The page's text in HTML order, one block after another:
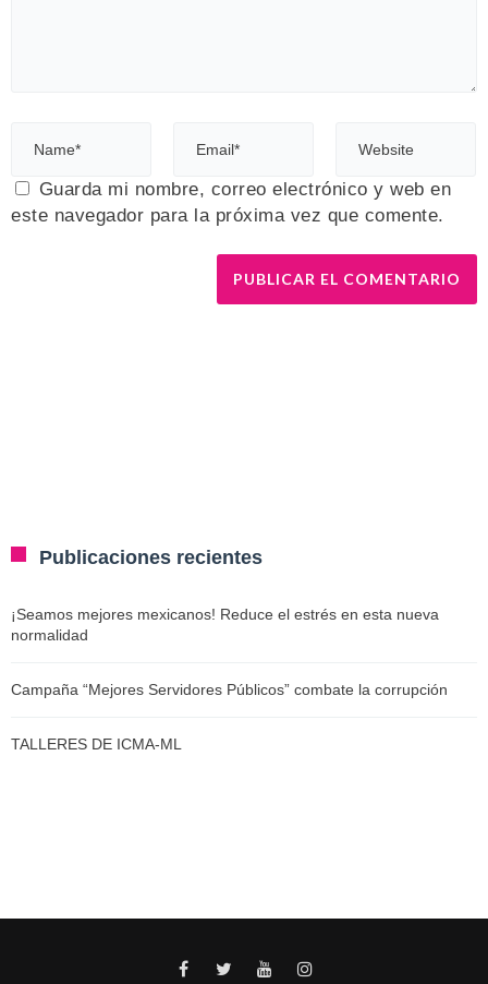
Guarda mi nombre, correo electrónico y web en
este navegador para la próxima vez que comente.
Publicaciones recientes
¡Seamos mejores mexicanos! Reduce el estrés en esta nueva
normalidad
Campaña “Mejores Servidores Públicos” combate la corrupción
TALLERES DE ICMA-ML